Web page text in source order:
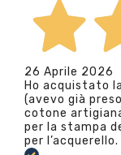
26 Aprile 2026
Ho acquistato
(avevo già
cotone
per la stampa
per